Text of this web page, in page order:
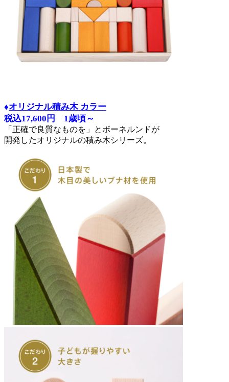
♦オリジナル積み木 カラー
税込17,600円 1歳頃～
「正確で良質なものを」とボーネルンドが
開発したオリジナルの積み木シリーズ。